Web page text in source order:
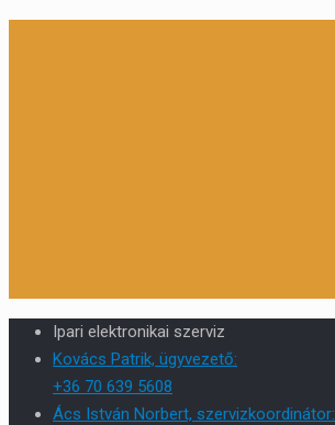
Ipari elektronikai szerviz
Kovács Patrik, ügyvezető:
+36 70 639 5608
Ács István Norbert, szervizkoordinátor: